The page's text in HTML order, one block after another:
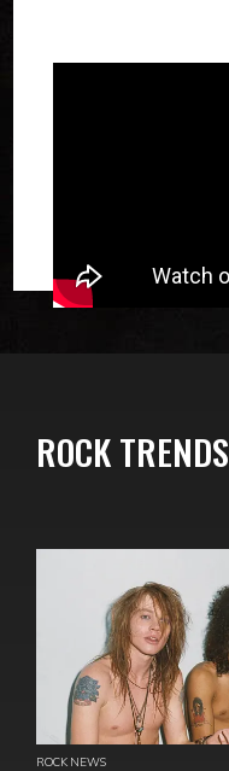
ROCK TRENDS
ROCK NEWS